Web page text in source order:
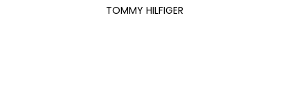
TOMMY HILFIGER